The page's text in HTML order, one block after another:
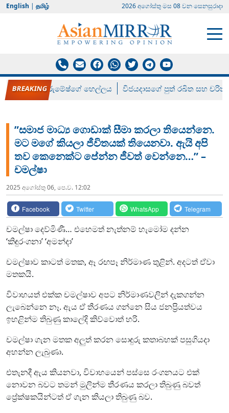
English | தமிழ் 2026 අගෝස්‍තු මස 08 වන සෙනසුරාදා
රන් ගෙනා රුමේෂ්ගේ හෙල්ලය විජයදාසගේ පුත් රඛිත සහ චරිත්
”සමාජ මාධ්‍ය ගොඩාක් සීමා කරලා තියෙන්නෙ.
මට මගේ කියලා ජීවිතයක් තියෙනවා. ඇයි අපි
තව කෙනෙක්ට පේන්න ජීවත් වෙන්නෙ…” –
චමල්ෂා
2025 අගෝස්‍තු 06, පෙ.ව. 12:02
Facebook Twitter WhatsApp Telegram
චමල්ෂා දෙව්මිණී… එහෙමත් නැත්නම් හැමෝම දන්න
‘කිඳුරංගනා’ ‘අමන්දා’
චමල්ෂාව කාටත් මතක, ඈ රඟපෑ නිර්මාණ තුළින්. අදටත් ඒවා
මතකයි.
විවාහයත් එක්ක චමල්ෂාව අපට නිර්මාණවලින් දැකගන්න
ලැබෙන්නෙ නෑ. ඇය ඒ තීරණය ගන්නෙ සිය ජනප්‍රියත්වය
ඉහළින්ම තිබුණු කාලේදි කිව්වොත් හරි.
චමල්ෂා ගැන මතක අලුත් කරන සොඳුරු කතාබහක් පසුගියදා
අහන්න ලැබුණා.
එතැනදී ඇය කියනවා, විවාහයෙන් පස්සෙ රංගනයට එක්
නොවන බවට තමන් මුලින්ම තීරණය කරලා තිබුණු බවත්
ප්‍රේක්ෂකයින්ටත් ඒ ගැන කියලා තිබුණු බව.